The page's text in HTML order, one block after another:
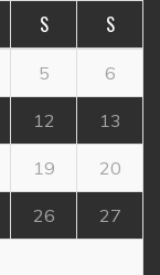
S S
5 6
12 13
19 20
26 27